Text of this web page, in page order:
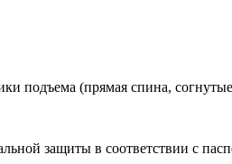
подъема (прямая спина,
защиты в соответствии с